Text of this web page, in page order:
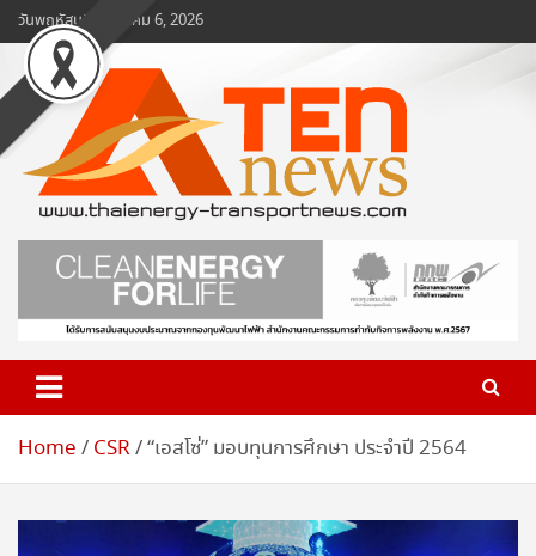
Skip
to
content
วันพฤหัสบดี, สิงหาคม 6, 2026
www.ten-news.com
ข่าวพลังงานและคมนาคม
Home CSR “เอสโซ่” มอบทุนการศึกษา ประจำปี 2564